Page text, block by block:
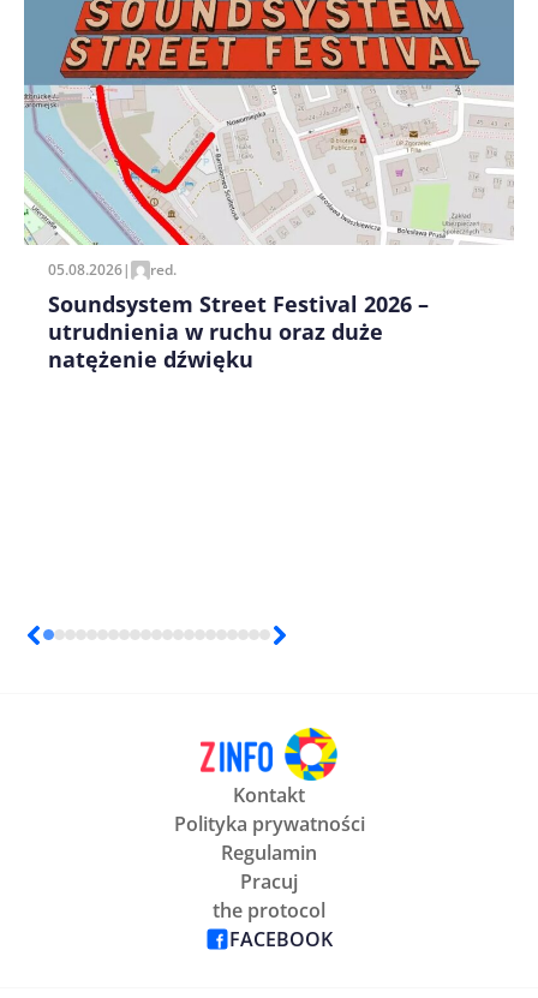
05.08.2026| red.
Soundsystem Street Festival 2026 –
utrudnienia w ruchu oraz duże
natężenie dźwięku
Kontakt
Polityka prywatności
Regulamin
Pracuj
the protocol
FACEBOOK